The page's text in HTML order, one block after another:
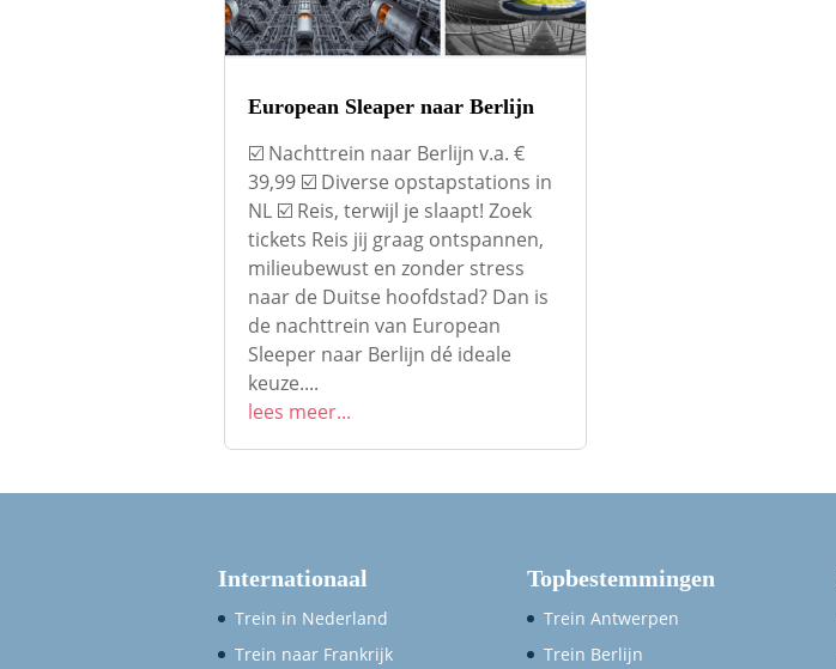
European Sleaper naar Berlijn
☑️ Nachttrein naar Berlijn v.a. €
39,99 ☑️ Diverse opstapstations in
NL ☑️ Reis, terwijl je slaapt! Zoek
tickets Reis jij graag ontspannen,
milieubewust en zonder stress
naar de Duitse hoofdstad? Dan is
de nachttrein van European
Sleeper naar Berlijn dé ideale
keuze....
lees meer...
Internationaal
Trein in Nederland
Trein naar Frankrijk
Topbestemmingen
Trein Antwerpen
Trein Berlijn